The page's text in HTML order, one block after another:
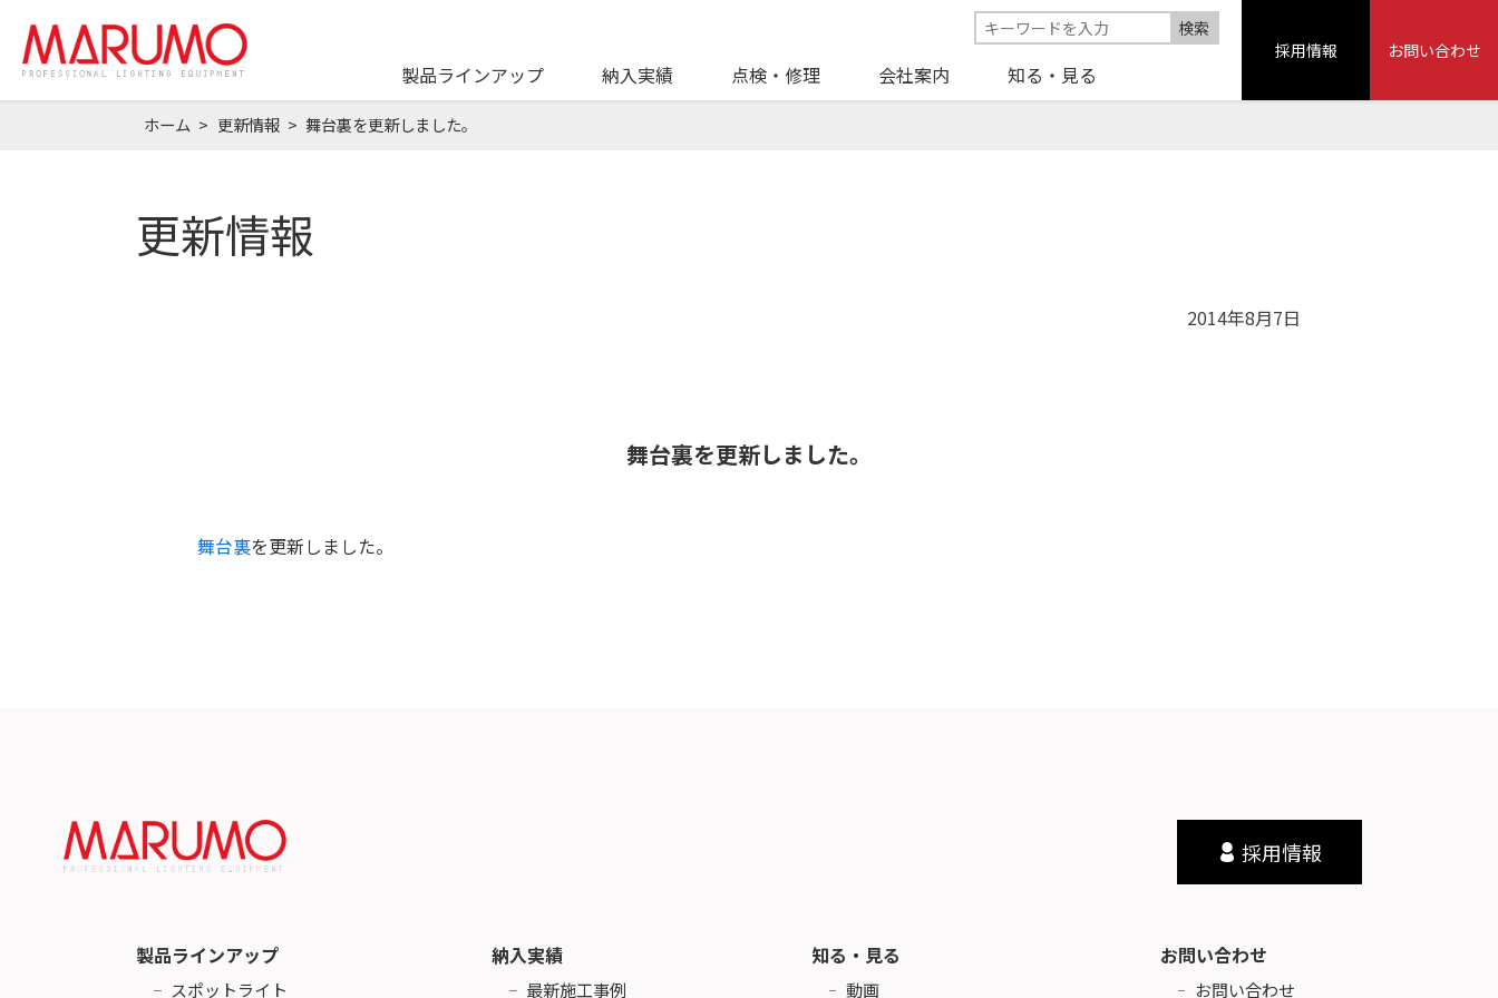
採用情報 お問い合わせ
製品ラインアップ 納入実績 点検・修理 会社案内 知る・見る
ホーム 更新情報 舞台裏を更新しました。
更新情報
2014年8月7日
舞台裏を更新しました。
舞台裏を更新しました。
採用情報
製品ラインアップ
スポットライト
納入実績
最新施工事例
知る・見る
動画
お問い合わせ
お問い合わせ